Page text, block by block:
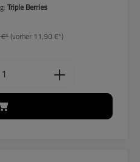
Triple Berries
(vorher 11,90 €*)
Gib den